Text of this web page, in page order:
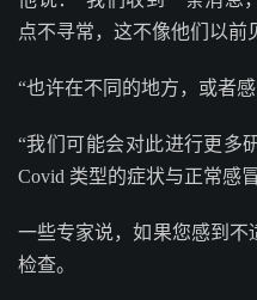
点不寻常，这不像他们以前
“也许在不同的地方，或者感
“我们可能会对此进行更多
Covid 类型的症状与正常感
一些专家说，如果您感到不
检查。